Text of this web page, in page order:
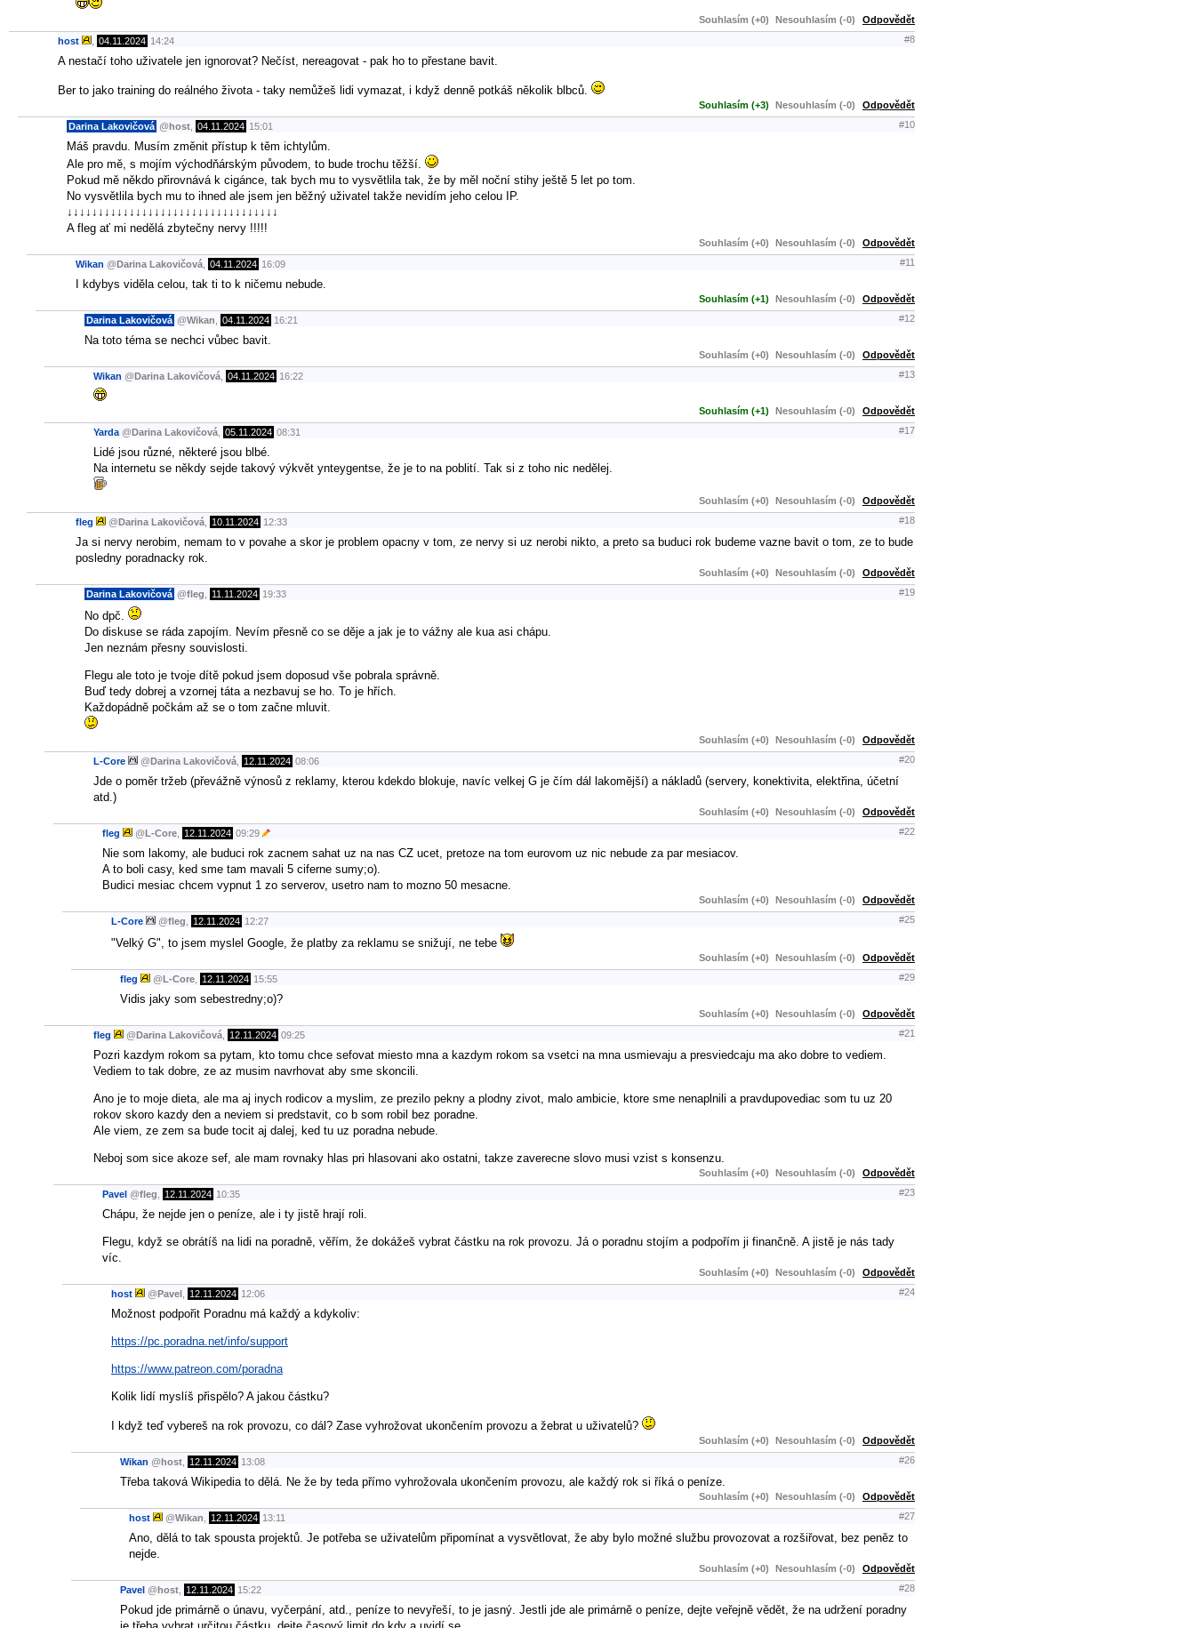
Souhlasím (+0) Nesouhlasím (-0) Odpovědět
host 04.11.2024 14:24 #8
A nestačí toho uživatele jen ignorovat? Nečíst, nereagovat - pak ho to přestane bavit.
Ber to jako training do reálného života - taky nemůžeš lidi vymazat, i když denně potkáš několik blbců.
Souhlasím (+3) Nesouhlasím (-0) Odpovědět
Darina Lakovičová @host 04.11.2024 15:01 #10
Máš pravdu. Musím změnit přístup k těm ichtylům.
Ale pro mě, s mojím východňárským původem, to bude trochu těžší.
Pokud mě někdo přirovnává k cigánce, tak bych mu to vysvětlila tak, že by měl noční stihy ještě 5 let po tom.
No vysvětlila bych mu to ihned ale jsem jen běžný uživatel takže nevidím jeho celou IP.
↓↓↓↓↓↓↓↓↓↓↓↓↓↓↓↓↓↓↓↓↓↓↓↓↓↓↓↓↓↓↓↓↓↓
A fleg ať mi nedělá zbytečny nervy !!!!!
Souhlasím (+0) Nesouhlasím (-0) Odpovědět
Wikan @Darina Lakovičová 04.11.2024 16:09 #11
I kdybys viděla celou, tak ti to k ničemu nebude.
Souhlasím (+1) Nesouhlasím (-0) Odpovědět
Darina Lakovičová @Wikan 04.11.2024 16:21 #12
Na toto téma se nechci vůbec bavit.
Souhlasím (+0) Nesouhlasím (-0) Odpovědět
Wikan @Darina Lakovičová 04.11.2024 16:22 #13
Souhlasím (+1) Nesouhlasím (-0) Odpovědět
Yarda @Darina Lakovičová 05.11.2024 08:31 #17
Lidé jsou různé, některé jsou blbé.
Na internetu se někdy sejde takový výkvět ynteygentse, že je to na poblití. Tak si z toho nic nedělej.
Souhlasím (+0) Nesouhlasím (-0) Odpovědět
fleg @Darina Lakovičová 10.11.2024 12:33 #18
Ja si nervy nerobim, nemam to v povahe a skor je problem opacny v tom, ze nervy si uz nerobi nikto, a preto sa buduci rok budeme vazne bavit o tom, ze to bude
posledny poradnacky rok.
Souhlasím (+0) Nesouhlasím (-0) Odpovědět
Darina Lakovičová @fleg 11.11.2024 19:33 #19
No dpč.
Do diskuse se ráda zapojím. Nevím přesně co se děje a jak je to vážny ale kua asi chápu.
Jen neznám přesny souvislosti.
Flegu ale toto je tvoje dítě pokud jsem doposud vše pobrala správně.
Buď tedy dobrej a vzornej táta a nezbavuj se ho. To je hřích.
Každopádně počkám až se o tom začne mluvit.
Souhlasím (+0) Nesouhlasím (-0) Odpovědět
L-Core @Darina Lakovičová 12.11.2024 08:06 #20
Jde o poměr tržeb (převážně výnosů z reklamy, kterou kdekdo blokuje, navíc velkej G je čím dál lakomější) a nákladů (servery, konektivita, elektřina, účetní
atd.)
Souhlasím (+0) Nesouhlasím (-0) Odpovědět
fleg @L-Core 12.11.2024 09:29 #22
Nie som lakomy, ale buduci rok zacnem sahat uz na nas CZ ucet, pretoze na tom eurovom uz nic nebude za par mesiacov.
A to boli casy, ked sme tam mavali 5 ciferne sumy;o).
Budici mesiac chcem vypnut 1 zo serverov, usetro nam to mozno 50 mesacne.
Souhlasím (+0) Nesouhlasím (-0) Odpovědět
L-Core @fleg 12.11.2024 12:27 #25
"Velký G", to jsem myslel Google, že platby za reklamu se snižují, ne tebe
Souhlasím (+0) Nesouhlasím (-0) Odpovědět
fleg @L-Core 12.11.2024 15:55 #29
Vidis jaky som sebestredny;o)?
Souhlasím (+0) Nesouhlasím (-0) Odpovědět
fleg @Darina Lakovičová 12.11.2024 09:25 #21
Pozri kazdym rokom sa pytam, kto tomu chce sefovat miesto mna a kazdym rokom sa vsetci na mna usmievaju a presviedcaju ma ako dobre to vediem.
Vediem to tak dobre, ze az musim navrhovat aby sme skoncili.
Ano je to moje dieta, ale ma aj inych rodicov a myslim, ze prezilo pekny a plodny zivot, malo ambicie, ktore sme nenaplnili a pravdupovediac som tu uz 20
rokov skoro kazdy den a neviem si predstavit, co b som robil bez poradne.
Ale viem, ze zem sa bude tocit aj dalej, ked tu uz poradna nebude.
Neboj som sice akoze sef, ale mam rovnaky hlas pri hlasovani ako ostatni, takze zaverecne slovo musi vzist s konsenzu.
Souhlasím (+0) Nesouhlasím (-0) Odpovědět
Pavel @fleg 12.11.2024 10:35 #23
Chápu, že nejde jen o peníze, ale i ty jistě hrají roli.
Flegu, když se obrátíš na lidi na poradně, věřím, že dokážeš vybrat částku na rok provozu. Já o poradnu stojím a podpořím ji finančně. A jistě je nás tady
víc.
Souhlasím (+0) Nesouhlasím (-0) Odpovědět
host @Pavel 12.11.2024 12:06 #24
Možnost podpořit Poradnu má každý a kdykoliv:
https://pc.poradna.net/info/support
https://www.patreon.com/poradna
Kolik lidí myslíš přispělo? A jakou částku?
I když teď vybereš na rok provozu, co dál? Zase vyhrožovat ukončením provozu a žebrat u uživatelů?
Souhlasím (+0) Nesouhlasím (-0) Odpovědět
Wikan @host 12.11.2024 13:08 #26
Třeba taková Wikipedia to dělá. Ne že by teda přímo vyhrožovala ukončením provozu, ale každý rok si říká o peníze.
Souhlasím (+0) Nesouhlasím (-0) Odpovědět
host @Wikan 12.11.2024 13:11 #27
Ano, dělá to tak spousta projektů. Je potřeba se uživatelům připomínat a vysvětlovat, že aby bylo možné službu provozovat a rozšiřovat, bez peněz to
nejde.
Souhlasím (+0) Nesouhlasím (-0) Odpovědět
Pavel @host 12.11.2024 15:22 #28
Pokud jde primárně o únavu, vyčerpání, atd., peníze to nevyřeší, to je jasný. Jestli jde ale primárně o peníze, dejte veřejně vědět, že na udržení poradny